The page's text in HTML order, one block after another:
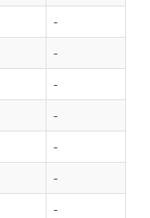
-
-
-
-
-
-
-